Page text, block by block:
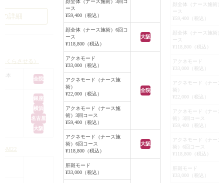
瞼のたるみ、眼瞼
らず、目を開いて
ることも可能です
し変化してしまう
の改善（眼瞼下
療となること、瞼
くその外側の痩せ
した印象に見える
た結果、今回はま
詳細
くらさせる）
1本
全院
銀座
横浜
名古屋
大阪
M22
明るく見えるようになりました。
皆様のご連絡心よりお待ちしており
ます。
ご希望の方は、お問い合わせくださ
いませ。
顔全体（ナース施術）3回コ
ース
¥59,400（税込）
顔全体（ナース施術）6回コ
ース
¥118,800（税込）
大阪
アクネモード
¥33,000（税込）
全院
アクネモード（ナース施
術）
¥22,000（税込）
アクネモード（ナース施
術）3回コース
¥59,400（税込）
アクネモード（ナース施
術）6回コース
¥118,800（税込）
大阪
肝斑モード
¥33,000（税込）
その後、面圧処置
いたニキビの箇所
Vビームは、血管
をターゲットとし
ニキビ跡の赤みの
治療モードを照射
す。
当日と、翌日は照
が出ますが、翌々
みもひいて、キレ
この治療を１ヶ月
ると、かなりキレ
ントロールする必
顔全体（ナース施術）
ース
¥59,400（税込）
顔全体（ナース施術）
ース
¥118,800（税込）
アクネモード
¥33,000（税込）
アクネモード（ナース
術）
¥22,000（税込）
アクネモード（ナース
術）3回コース
¥59,400（税込）
アクネモード（ナース
術）6回コース
¥118,800（税込）
肝斑モード
¥33,000（税込）